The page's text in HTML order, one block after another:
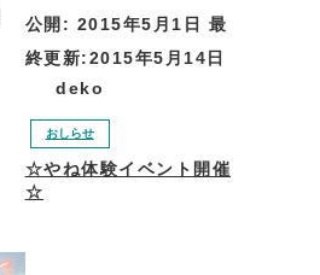
公開: 2015年5月1日
最
終更新:2015年5月14日
deko
おしらせ
☆やね体験イベント開催
☆